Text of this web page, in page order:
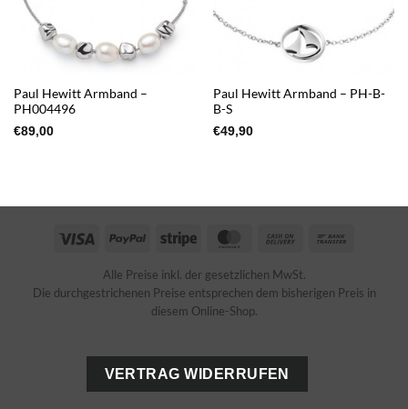
Paul Hewitt Armband –
PH004496
€89,00
Paul Hewitt Armband – PH-B-
B-S
€49,90
Visa PayPal Stripe MasterCardCash
Delivery
Alle Preise inkl. der gesetzlichen MwSt.
Die durchgestrichenen Preise entsprechen dem bisherigen Preis in
diesem Online-Shop.
VERTRAG WIDERRUFEN